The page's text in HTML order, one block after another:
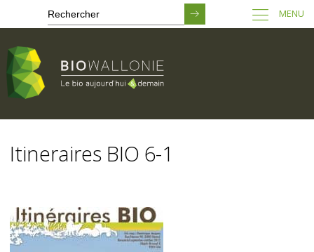
contenu
principal
MENU
Itineraires BIO 6-1